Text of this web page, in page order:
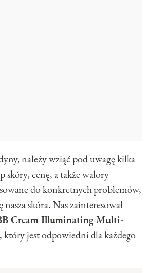
należy wziąć pod uwagę kilka
skóry, cenę, a także walory
do konkretnych problemów,
skóra. Nas zainteresował
Cream Illuminating Multi-
, który jest odpowiedni dla każdego